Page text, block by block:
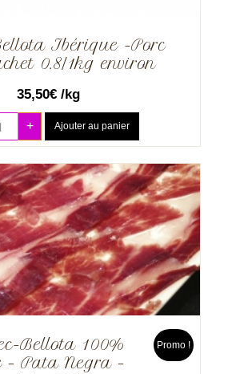
Ibérique -Porc
0.8/1kg environ
35,50€ /kg
+ Ajouter au panier
Bellota 100%
Pata Negra –
Promo !